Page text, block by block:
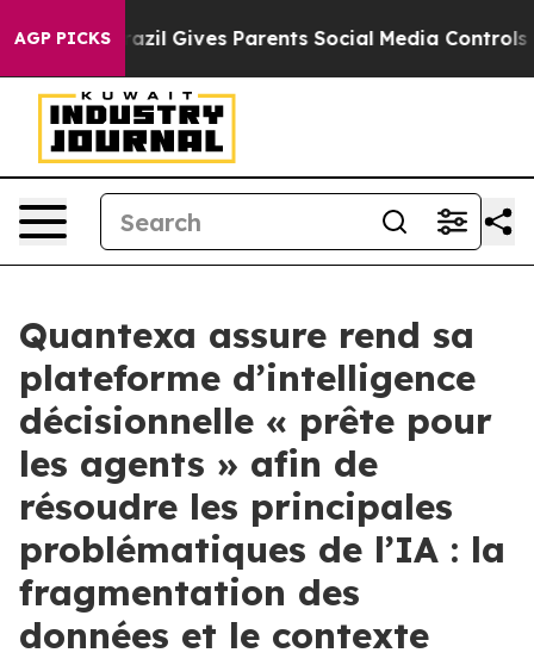
AGP PICKS
Brazil Gives Parents Social Media Controls for Their
Quantexa assure rend sa
plateforme d’intelligence
décisionnelle « prête pour
les agents » afin de
résoudre les principales
problématiques de l’IA : la
fragmentation des
données et le contexte